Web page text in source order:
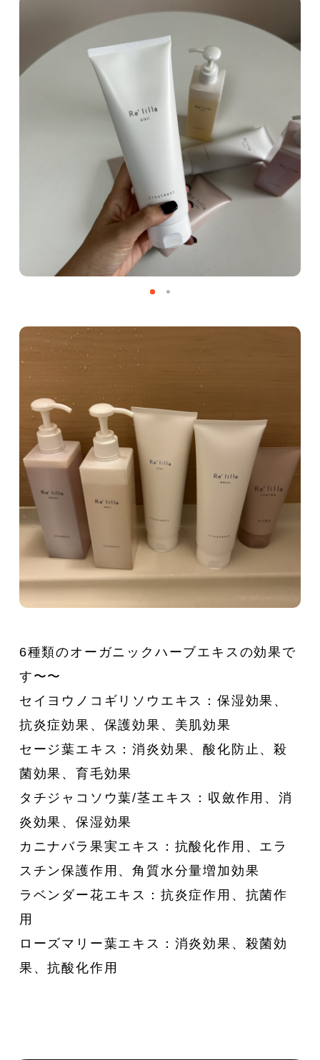
6種類のオーガニックハーブエキスの効果で
す〜〜
セイヨウノコギリソウエキス：保湿効果、
抗炎症効果、保護効果、美肌効果
セージ葉エキス：消炎効果、酸化防止、殺
菌効果、育毛効果
タチジャコソウ葉/茎エキス：収斂作用、消
炎効果、保湿効果
カニナバラ果実エキス：抗酸化作用、エラ
スチン保護作用、角質水分量増加効果
ラベンダー花エキス：抗炎症作用、抗菌作
用
ローズマリー葉エキス：消炎効果、殺菌効
果、抗酸化作用